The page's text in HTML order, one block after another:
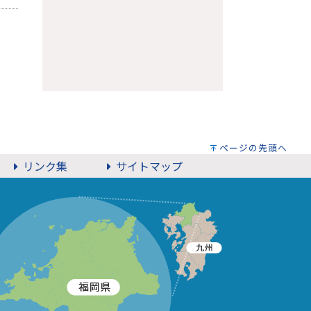
ページの先頭へ
リンク集 サイトマップ